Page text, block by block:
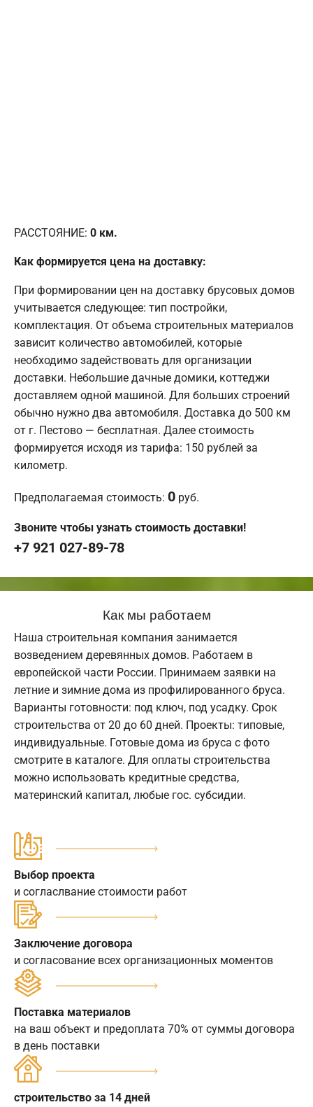
РАССТОЯНИЕ: 0 км.
Как формируется цена на доставку:
При формировании цен на доставку брусовых домов
учитывается следующее: тип постройки,
комплектация. От объема строительных материалов
зависит количество автомобилей, которые
необходимо задействовать для организации
доставки. Небольшие дачные домики, коттеджи
доставляем одной машиной. Для больших строений
обычно нужно два автомобиля. Доставка до 500 км
от г. Пестово — бесплатная. Далее стоимость
формируется исходя из тарифа: 150 рублей за
километр.
Предполагаемая стоимость: 0 руб.
Звоните чтобы узнать стоимость доставки!
+7 921 027-89-78
Как мы работаем
Наша строительная компания занимается
возведением деревянных домов. Работаем в
европейской части России. Принимаем заявки на
летние и зимние дома из профилированного бруса.
Варианты готовности: под ключ, под усадку. Срок
строительства от 20 до 60 дней. Проекты: типовые,
индивидуальные. Готовые дома из бруса с фото
смотрите в каталоге. Для оплаты строительства
можно использовать кредитные средства,
материнский капитал, любые гос. субсидии.
Выбор проекта
и согласлвание стоимости работ
Заключение договора
и согласование всех организационных моментов
Поставка материалов
на ваш объект и предоплата 70% от суммы договора
в день поставки
строительство за 14 дней